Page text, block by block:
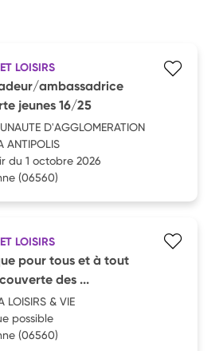
LOISIRS
ambassadrice
jeunes 16/25
D'AGGLOMERATION
ANTIPOLIS
du 1 octobre 2026
(06560)
LOISIRS
pour tous et à tout
des ...
LOISIRS & VIE
possible
(06560)